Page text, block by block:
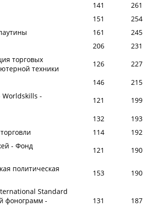
141
261
151
254
161
245
206
231
торговых
техники
126
227
146
215
Worldskills -
121
199
132
193
114
192
- Фонд
121
190
политическая
153
190
Standard
фонограмм -
131 187